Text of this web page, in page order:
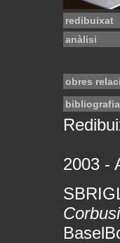
redibuixat
anàlisi
obres
bibliografia
2003 -